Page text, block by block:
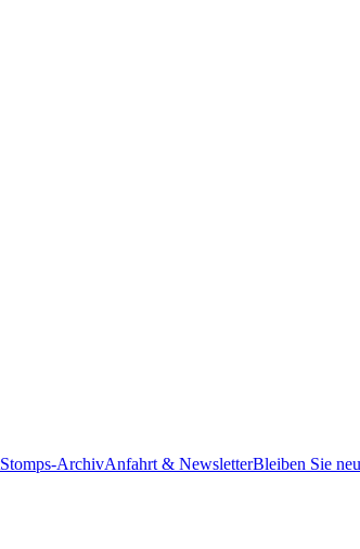
Stomps-ArchivAnfahrt & NewsletterBleiben Sie